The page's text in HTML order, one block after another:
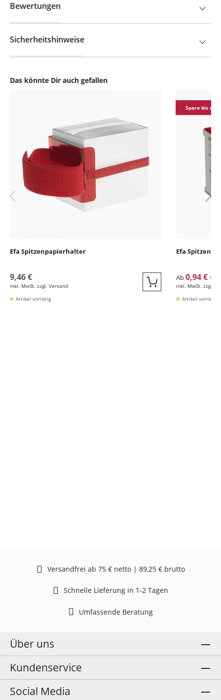
Das könnte Dir auch gefallen
Efa Spitzenpapierhalter
9,46 €
inkl. MwSt. zzgl. Versand Quickbuy
Artikel vorrätig
Spare bis zu
Efa
Ab0,94 €
inkl. MwSt. zzgl.
Artikel vorrätig
Bewertungen
Sicherheitshinweise
Versandfrei ab 75 € netto | 89,25 € brutto
Schnelle Lieferung in 1-2 Tagen
Umfassende Beratung
Über uns
Kundenservice
Social Media